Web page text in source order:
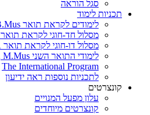
סגל הוראה
תכניות לימוד
לימודים לקראת תואר B.A., B.Mus
מסלול חד-חוגי לקראת תואר B.A במוזיקולוגיה
מסלול דו-חוגי לקראת תואר B.A במוזיקולוגיה
לימודי התואר השני M.A., M.Mus.
The International Program
לתכניות נוספות ראה ידיעון
קונצרטים
עלון מפעל המנויים
קונצרטים מיוחדים